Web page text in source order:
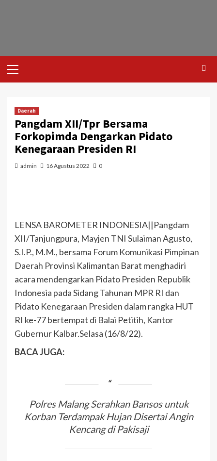
Daerah
Pangdam XII/Tpr Bersama
Forkopimda Dengarkan Pidato
Kenegaraan Presiden RI
admin 16 Agustus 2022 0
LENSA BAROMETER INDONESIA||Pangdam
XII/Tanjungpura, Mayjen TNI Sulaiman Agusto,
S.I.P., M.M., bersama Forum Komunikasi Pimpinan
Daerah Provinsi Kalimantan Barat menghadiri
acara mendengarkan Pidato Presiden Republik
Indonesia pada Sidang Tahunan MPR RI dan
Pidato Kenegaraan Presiden dalam rangka HUT
RI ke-77 bertempat di Balai Petitih, Kantor
Gubernur Kalbar.Selasa (16/8/22).
BACA JUGA:
Polres Malang Serahkan Bansos untuk
Korban Terdampak Hujan Disertai Angin
Kencang di Pakisaji